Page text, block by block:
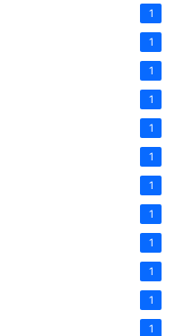
1
1
1
1
1
1
1
1
1
1
1
1